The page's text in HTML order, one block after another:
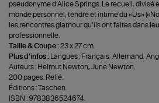
pseudonyme d’Alice Springs. Le recueil, divisé
monde personnel, tendre et intime du «Us»
les rencontres glamour qu’ils ont faites dans
professionnelle.
Taille & Coupe :23 x 27 cm.
Plus d'infos :
Langues : Français, Allemand,
Auteurs : Helmut Newton, June Newton.
200 pages. Relié.
Éditions : Taschen.
ISBN : 9783836524674.